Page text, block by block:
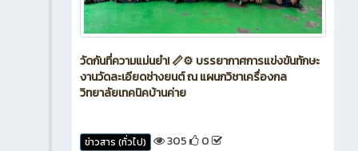
วัดกันที่ความแม่นยำ! 📏⚙️ บรรยากาศการแข่งขันทักษะ
งานวัดละเอียดช่างยนต์ ณ แผนกวิชาเครื่องกล
วิทยาลัยเทคนิคบ้านค่าย
ข่าวสาร (ทั่วไป) 305 0